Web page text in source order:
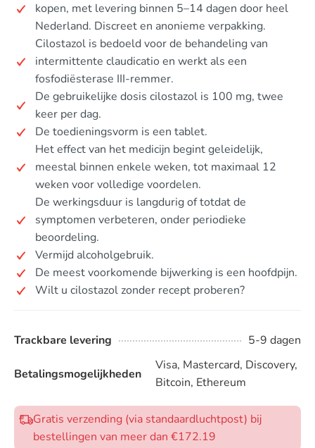
kopen, met levering binnen 5–14 dagen door heel
Nederland. Discreet en anonieme verpakking.
Cilostazol is bedoeld voor de behandeling van
intermittente claudicatio en werkt als een
fosfodiësterase III-remmer.
De gebruikelijke dosis cilostazol is 100 mg, twee
keer per dag.
De toedieningsvorm is een tablet.
Het effect van het medicijn begint geleidelijk,
meestal binnen enkele weken, tot maximaal 12
weken voor volledige voordelen.
De werkingsduur is langdurig of totdat de
symptomen verbeteren, onder periodieke
beoordeling.
Vermijd alcoholgebruik.
De meest voorkomende bijwerking is een hoofdpijn.
Wilt u cilostazol zonder recept proberen?
Trackbare levering 5-9 dagen
Betalingsmogelijkheden
Visa, Mastercard, Discovery,
Bitcoin, Ethereum
Gratis verzending (via standaardluchtpost) bij
bestellingen van meer dan €172.19